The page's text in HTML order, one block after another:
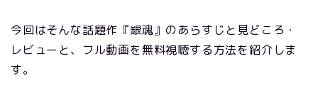
今回はそんな話題作『銀魂』のあらすじと見どころ・
レビューと、フル動画を無料視聴する方法を紹介しま
す。